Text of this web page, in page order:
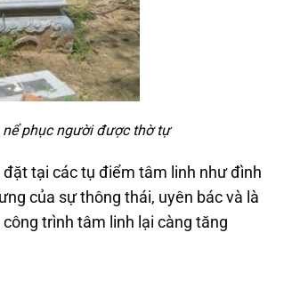
phục người được thờ tự
tại các tụ điểm tâm linh như đình
của sự thông thái, uyên bác và là
trình tâm linh lại càng tăng